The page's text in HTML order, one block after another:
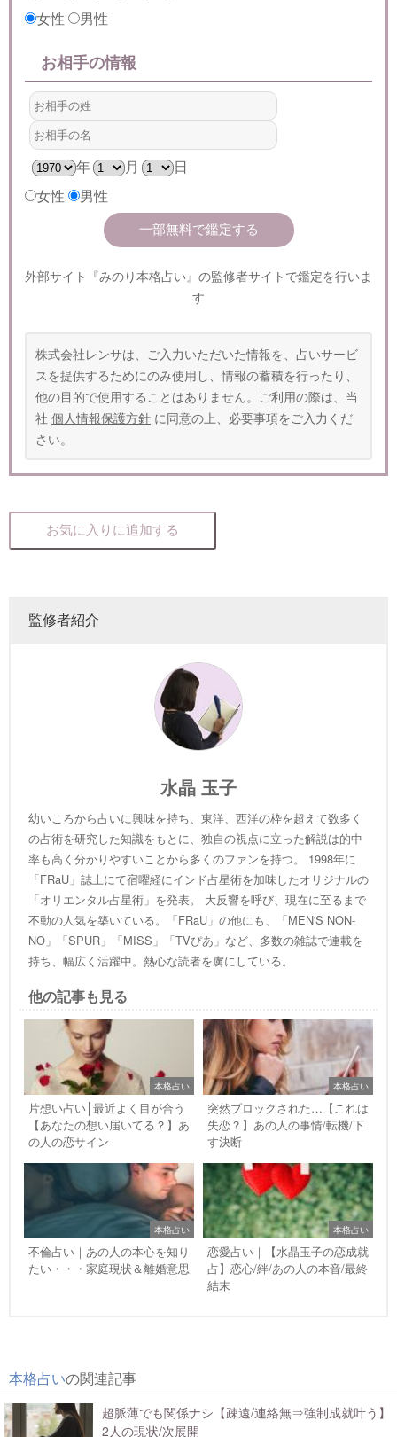
女性
男性
お相手の情報
年 月
日
女性
男性
外部サイト『みのり本格占い』の監修者サイトで鑑定を行いま
す
株式会社レンサは、ご入力いただいた情報を、占いサービ
スを提供するためにのみ使用し、情報の蓄積を行ったり、
他の目的で使用することはありません。ご利用の際は、当
社 個人情報保護方針 に同意の上、必要事項をご入力くだ
さい。
お気に入りに追加する
監修者紹介
水晶 玉子
幼いころから占いに興味を持ち、東洋、西洋の枠を超えて数多く
の占術を研究した知識をもとに、独自の視点に立った解説は的中
率も高く分かりやすいことから多くのファンを持つ。 1998年に
「FRaU」誌上にて宿曜経にインド占星術を加味したオリジナルの
「オリエンタル占星術」を発表。 大反響を呼び、現在に至るまで
不動の人気を築いている。「FRaU」の他にも、「MEN'S NON-
NO」「SPUR」「MISS」「TVぴあ」など、多数の雑誌で連載を
持ち、幅広く活躍中。熱心な読者を虜にしている。
他の記事も見る
本格占い
片想い占い│最近よく目が合う
【あなたの想い届いてる？】あ
の人の恋サイン
本格占い
突然ブロックされた…【これは
失恋？】あの人の事情/転機/下
す決断
本格占い
不倫占い｜あの人の本心を知り
たい・・・家庭現状＆離婚意思
本格占い
恋愛占い｜【水晶玉子の恋成就
占】恋心/絆/あの人の本音/最終
結末
本格占いの関連記事
超脈薄でも関係ナシ【疎遠/連絡無⇒強制成就叶う】
2人の現状/次展開